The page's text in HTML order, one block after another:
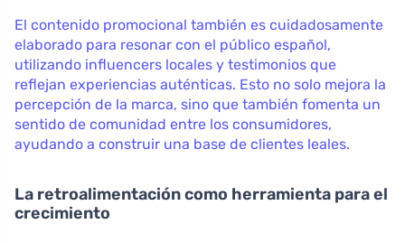
El contenido promocional también es cuidadosamente
elaborado para resonar con el público español,
utilizando influencers locales y testimonios que
reflejan experiencias auténticas. Esto no solo mejora la
percepción de la marca, sino que también fomenta un
sentido de comunidad entre los consumidores,
ayudando a construir una base de clientes leales.
La retroalimentación como herramienta para el
crecimiento